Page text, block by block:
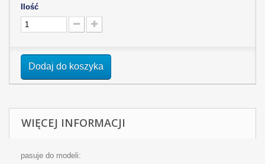
Ilość
Dodaj do koszyka
WIĘCEJ INFORMACJI
pasuje do modeli: